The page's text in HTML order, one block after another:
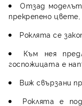
Отзад моделът
прекрепено
Роклята се
Към нея
госпожицата е
Виж свързани
Роклята е